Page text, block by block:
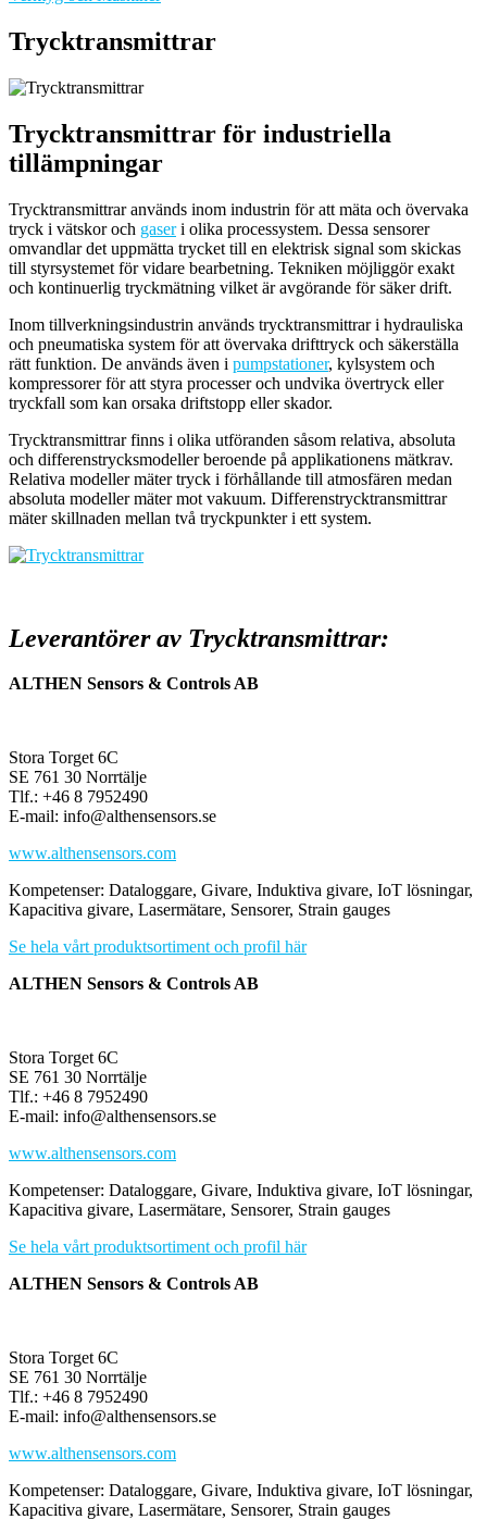
Trycktransmittrar
Trycktransmittrar för industriella
tillämpningar
Trycktransmittrar används inom industrin för att mäta och övervaka
tryck i vätskor och gaseri olika processystem. Dessa sensorer
omvandlar det uppmätta trycket till en elektrisk signal som skickas
till styrsystemet för vidare bearbetning. Tekniken möjliggör exakt
och kontinuerlig tryckmätning vilket är avgörande för säker drift.
Inom tillverkningsindustrin används trycktransmittrar i hydrauliska
och pneumatiska system för att övervaka drifttryck och säkerställa
rätt funktion. De används även i pumpstationer, kylsystem och
kompressorer för att styra processer och undvika övertryck eller
tryckfall som kan orsaka driftstopp eller skador.
Trycktransmittrar finns i olika utföranden såsom relativa, absoluta
och differenstrycksmodeller beroende på applikationens mätkrav.
Relativa modeller mäter tryck i förhållande till atmosfären medan
absoluta modeller mäter mot vakuum. Differenstrycktransmittrar
mäter skillnaden mellan två tryckpunkter i ett system.
Leverantörer av Trycktransmittrar:
ALTHEN Sensors & Controls AB
Stora Torget 6C
SE 761 30 Norrtälje
Tlf.: +46 8 7952490
E-mail: info@althensensors.se
www.althensensors.com
Kompetenser: Dataloggare, Givare, Induktiva givare, IoT lösningar,
Kapacitiva givare, Lasermätare, Sensorer, Strain gauges
Se hela vårt produktsortiment och profil här
ALTHEN Sensors & Controls AB
Stora Torget 6C
SE 761 30 Norrtälje
Tlf.: +46 8 7952490
E-mail: info@althensensors.se
www.althensensors.com
Kompetenser: Dataloggare, Givare, Induktiva givare, IoT lösningar,
Kapacitiva givare, Lasermätare, Sensorer, Strain gauges
Se hela vårt produktsortiment och profil här
ALTHEN Sensors & Controls AB
Stora Torget 6C
SE 761 30 Norrtälje
Tlf.: +46 8 7952490
E-mail: info@althensensors.se
www.althensensors.com
Kompetenser: Dataloggare, Givare, Induktiva givare, IoT lösningar,
Kapacitiva givare, Lasermätare, Sensorer, Strain gauges